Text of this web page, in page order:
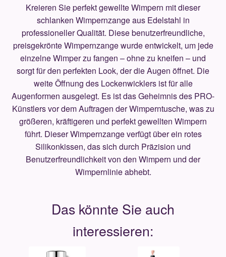
Kreieren Sie perfekt gewellte Wimpern mit dieser
schlanken Wimpernzange aus Edelstahl in
professioneller Qualität. Diese benutzerfreundliche,
preisgekrönte Wimpernzange wurde entwickelt, um jede
einzelne Wimper zu fangen – ohne zu kneifen – und
sorgt für den perfekten Look, der die Augen öffnet. Die
weite Öffnung des Lockenwicklers ist für alle
Augenformen ausgelegt. Es ist das Geheimnis des PRO-
Künstlers vor dem Auftragen der Wimperntusche, was zu
größeren, kräftigeren und perfekt gewellten Wimpern
führt. Dieser Wimpernzange verfügt über ein rotes
Silikonkissen, das sich durch Präzision und
Benutzerfreundlichkeit von den Wimpern und der
Wimpernlinie abhebt.